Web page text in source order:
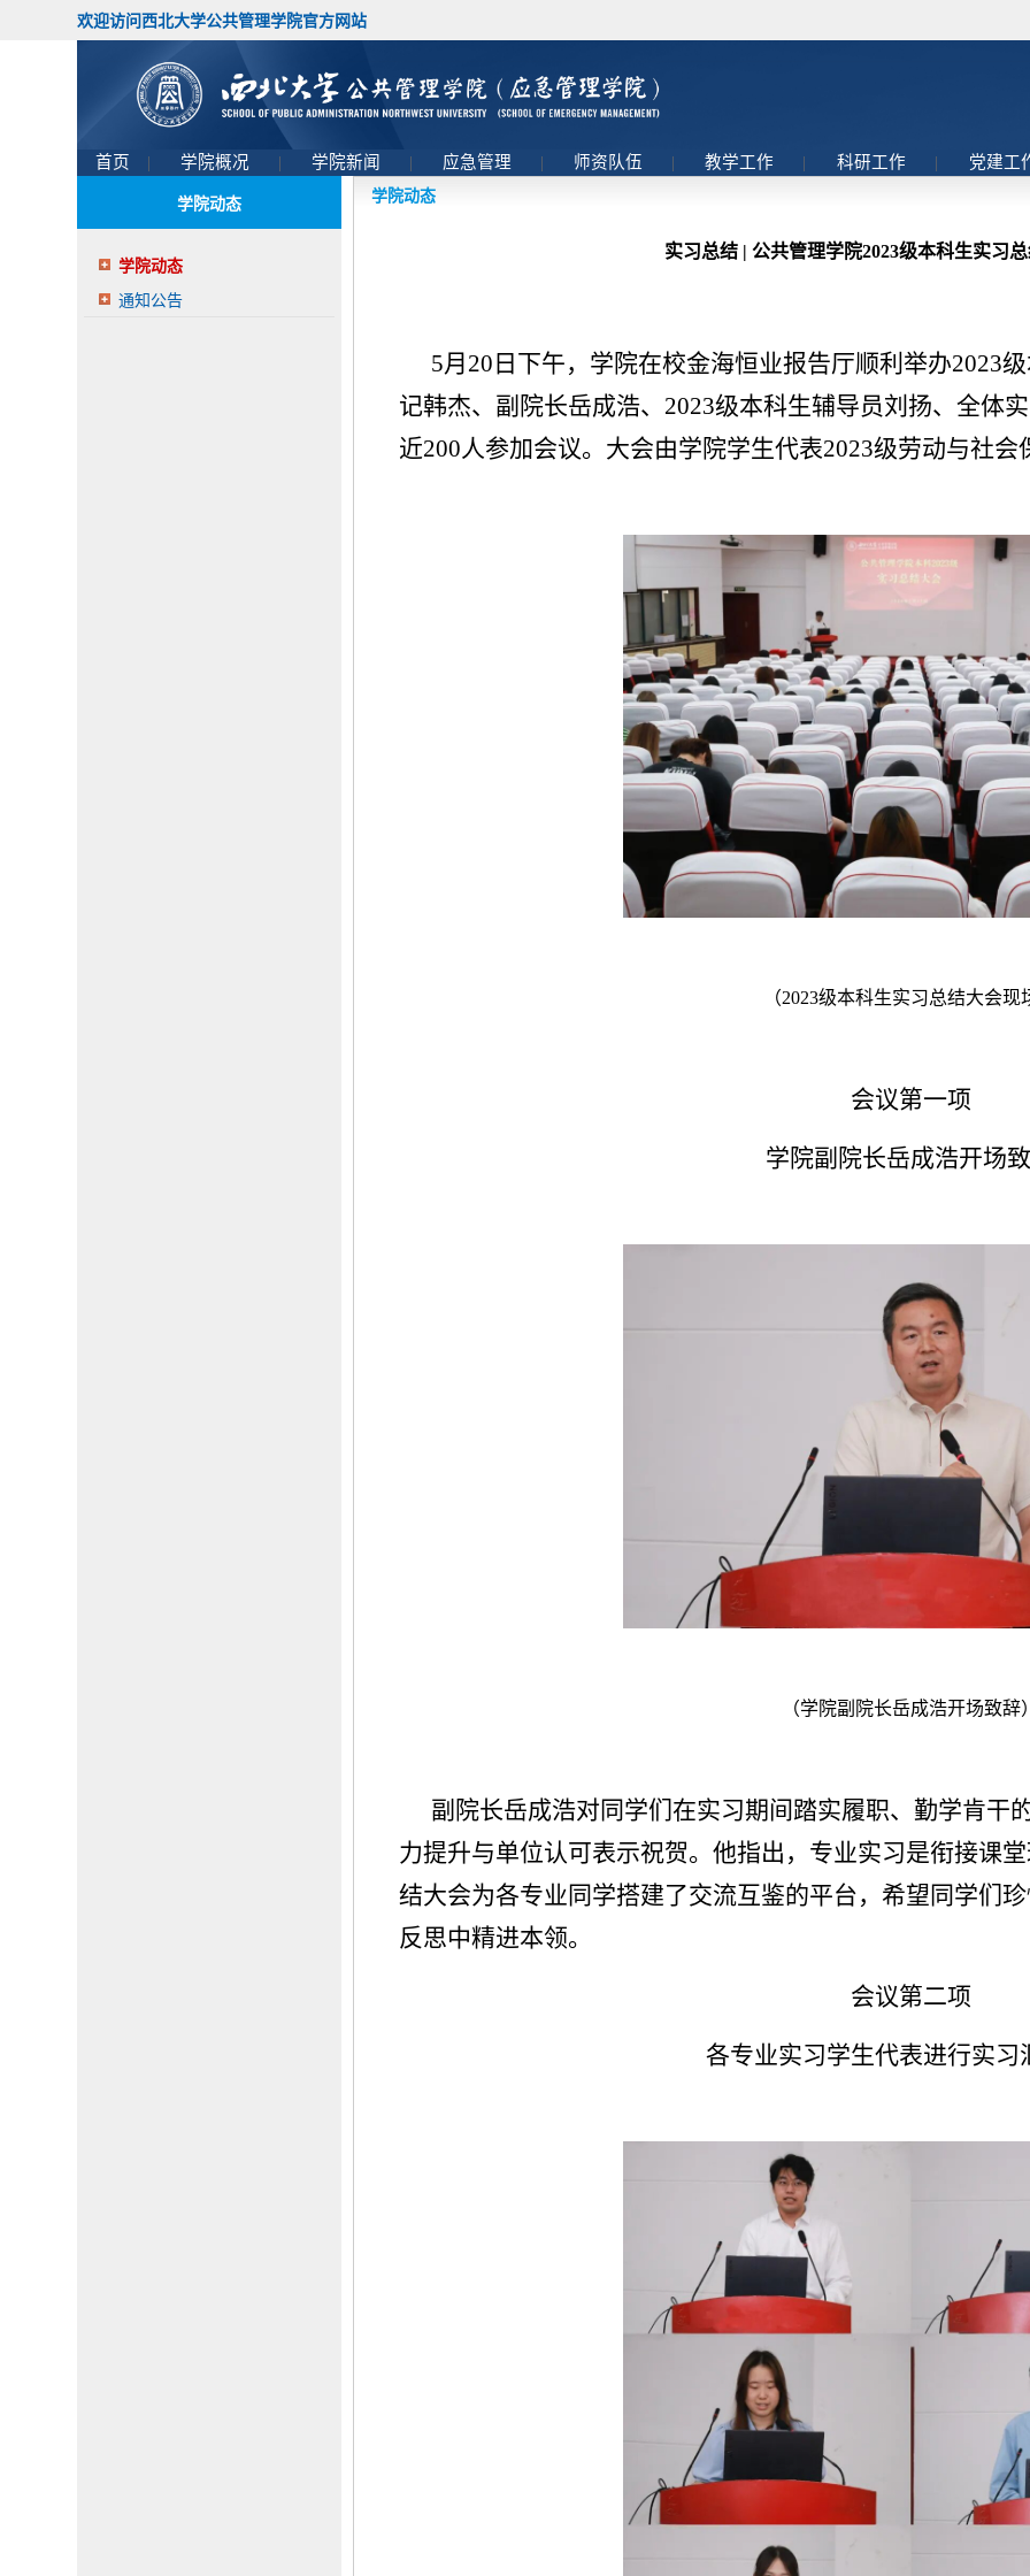
欢迎访问西北大学公共管理学院官方网站
首页 | 学院概况 | 学院新闻 | 应急管理 | 师资队伍 | 教学工作 | 科研工作 | 党建工
学院动态
学院动态
通知公告
学院动态
实习总结 | 公共管理学院2023级本科生实习
5月20日下午，学院在校金海恒业报告厅顺利举办2023
记韩杰、副院长岳成浩、2023级本科生辅导员刘扬、全体
近200人参加会议。大会由学院学生代表2023级劳动与社
（2023级本科生实习总结大会现
会议第一项
学院副院长岳成浩开场
（学院副院长岳成浩开场致辞
副院长岳成浩对同学们在实习期间踏实履职、勤学肯干
力提升与单位认可表示祝贺。他指出，专业实习是衔接课
结大会为各专业同学搭建了交流互鉴的平台，希望同学们
反思中精进本领。
会议第二项
各专业实习学生代表进行实习